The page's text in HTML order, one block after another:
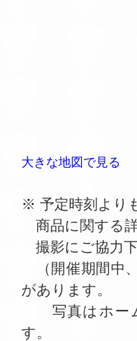
大きな地図で見る
※ 予定時刻より
商品に関する
撮影にご協力
（開催期間中
があります。
写真はホーム
す。